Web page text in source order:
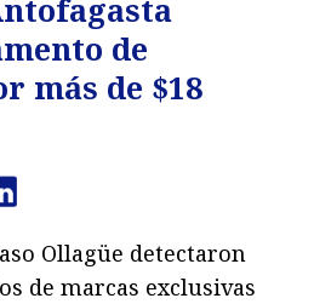
de
más de $18
Ollagüe detectaron
de marcas exclusivas